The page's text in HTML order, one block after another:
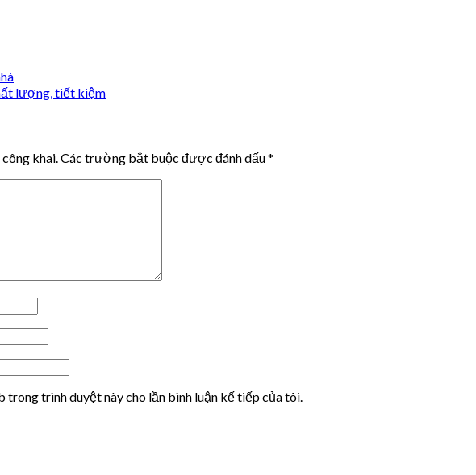
lượng, tiết kiệm
khai. Các trường bắt buộc được đánh dấu*
trong trình duyệt này cho lần bình luận kế tiếp của tôi.